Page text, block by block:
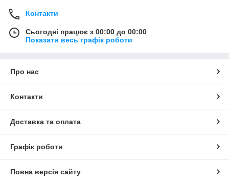
Контакти
Сьогодні працює з 00:00 до 00:00
Показати весь графік роботи
Про нас
Контакти
Доставка та оплата
Графік роботи
Повна версія сайту